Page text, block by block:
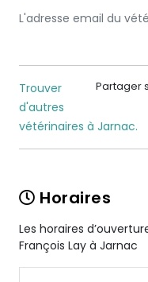
L'adresse email du
Partager
Trouver
d'autres
vétérinaires à Jarnac.
Horaires
Les horaires
François Lay à Jarnac